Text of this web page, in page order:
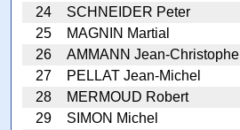
24
SCHNEIDER Peter
25
MAGNIN Martial
26
AMMANN Jean-Christophe
27
PELLAT Jean-Michel
28
MERMOUD Robert
29
SIMON Michel